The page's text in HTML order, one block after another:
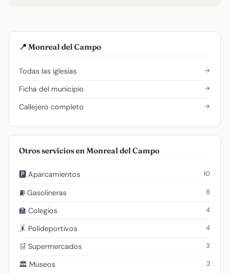
📍 Monreal del Campo
Todas las iglesias →
Ficha del municipio →
Callejero completo →
Otros servicios en Monreal del Campo
🅿️ Aparcamientos 10
⛽ Gasolineras 8
🏫 Colegios 4
🤸 Polideportivos 4
🛒 Supermercados 3
🏛️ Museos 2